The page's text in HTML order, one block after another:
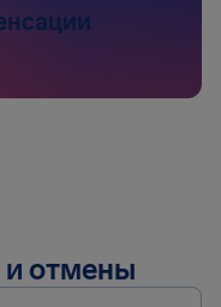
отмены